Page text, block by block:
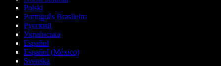
Polski
Português Brasileiro
Русский
Українська
Español
Español (México)
Svenska